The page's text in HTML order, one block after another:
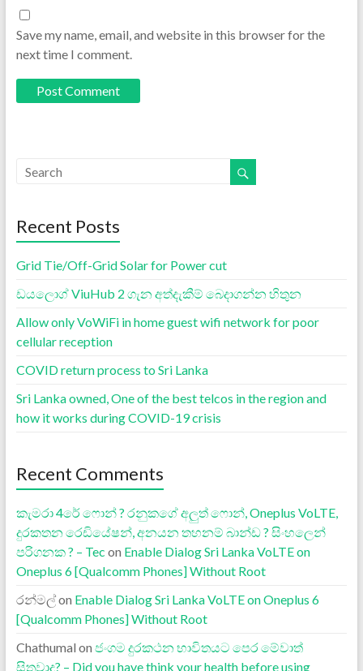
Save my name, email, and website in this browser for the
next time I comment.
Recent Posts
Grid Tie/Off-Grid Solar for Power cut
ඩයලොග් ViuHub 2 ගැන අත්දැකීම් බෙදාගන්න හිතුන
Allow only VoWiFi in home guest wifi network for poor
cellular reception
COVID return process to Sri Lanka
Sri Lanka owned, One of the best telcos in the region and
how it works during COVID-19 crisis
Recent Comments
කැමරා 4රේ ෆොන් ? රනුකගේ අලුත් ෆොන්, Oneplus VoLTE,
දුරකතන රෙඩියේෂන්, අනයන තහනම් බාන්ඩ ? සිංහලෙන්
පරිගනක ? – Tec on Enable Dialog Sri Lanka VoLTE on
Oneplus 6 [Qualcomm Phones] Without Root
රන්මල්on Enable Dialog Sri Lanka VoLTE on Oneplus 6
[Qualcomm Phones] Without Root
Chathumal on ජංගම දුරකථන භාවිතයට පෙර මේවාත්
සිතුවාද? – Did you have think your health before using